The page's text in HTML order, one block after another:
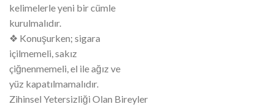
kelimelerle yeni bir cümle
kurulmalıdır.
❖ Konuşurken; sigara
içilmemeli, sakız
çiğnenmemeli, el ile ağız ve
yüz kapatılmamalıdır.
Zihinsel Yetersizliği Olan Bireyler